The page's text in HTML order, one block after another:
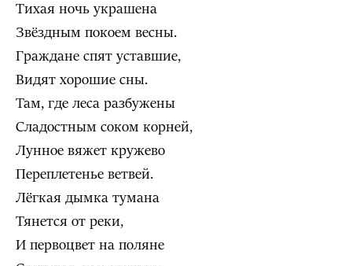
Тихая ночь украшена
Звёздным покоем весны.
Граждане спят уставшие,
Видят хорошие сны.
Там, где леса разбужены
Сладостным соком корней,
Лунное вяжет кружево
Переплетенье ветвей.
Лёгкая дымка тумана
Тянется от реки,
И первоцвет на поляне